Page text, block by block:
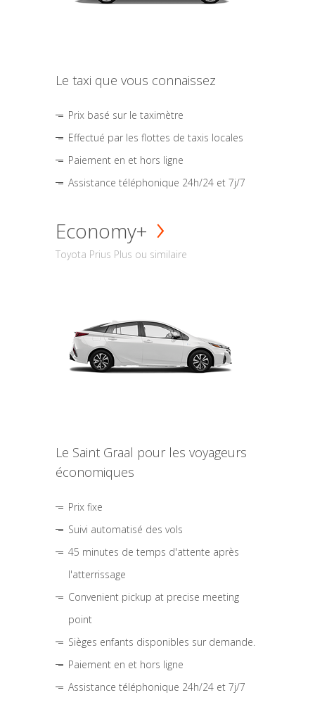
Le taxi que vous connaissez
Prix basé sur le taximètre
Effectué par les flottes de taxis locales
Paiement en et hors ligne
Assistance téléphonique 24h/24 et 7j/7
Economy+
Toyota Prius Plus ou similaire
Le Saint Graal pour les voyageurs
économiques
Prix fixe
Suivi automatisé des vols
45 minutes de temps d'attente après
l'atterrissage
Convenient pickup at precise meeting
point
Sièges enfants disponibles sur demande.
Paiement en et hors ligne
Assistance téléphonique 24h/24 et 7j/7